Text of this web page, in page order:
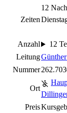
Zeiten
12
Anzahl
12
Leitung
Nummer
Ort
Preis